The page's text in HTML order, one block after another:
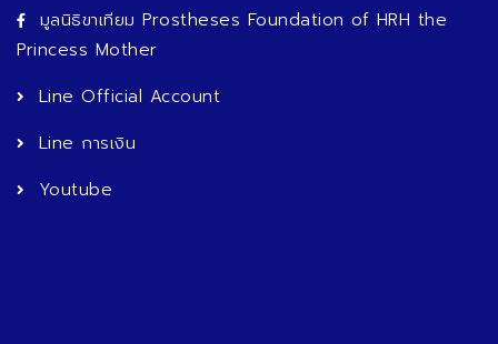
มูลนิธิขาเทียม Prostheses Foundation of HRH the
Princess Mother
Line Official Account
Line การเงิน
Youtube